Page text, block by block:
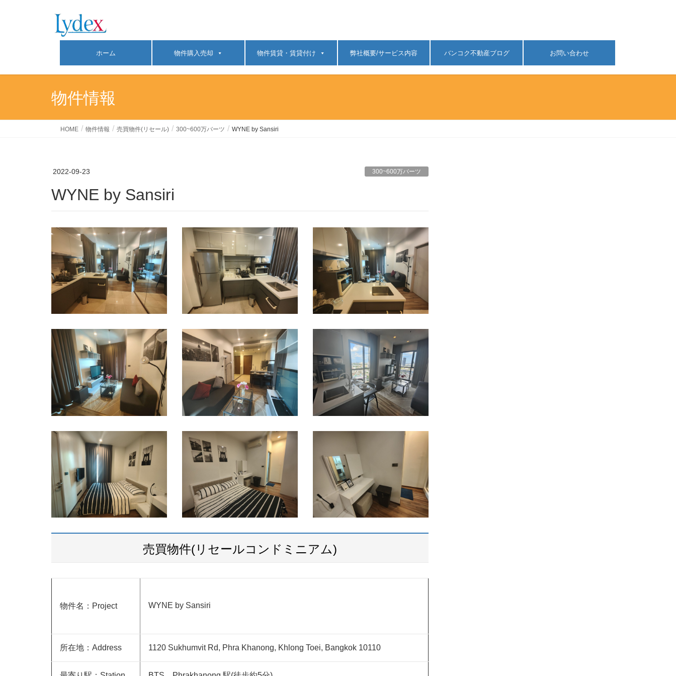
ホーム 物件購入売却 物件賃貸・賃貸付け 弊社概要/サービス内容 バンコク不動産ブログ お問い合わせ
物件情報
HOME 物件情報 売買物件(リセール) 300~600万バーツ WYNE by Sansiri
2022-09-23 300~600万バーツ
WYNE by Sansiri
売買物件(リセールコンドミニアム)
物件名：Project WYNE by Sansiri
所在地：Address 1120 Sukhumvit Rd, Phra Khanong, Khlong Toei, Bangkok 10110